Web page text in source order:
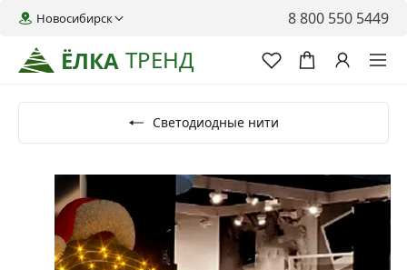
ЁЛКА ТРЕНД
Новосибирск 8 800 550 5449
Светодиодные нити